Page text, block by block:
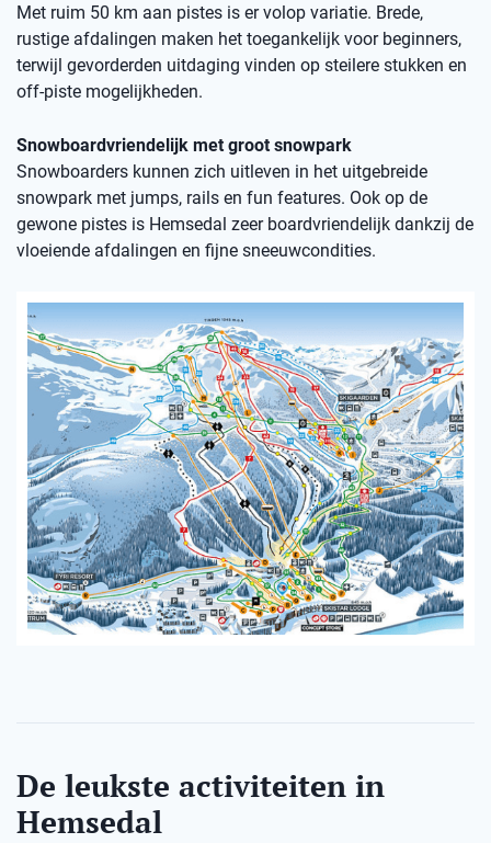
Met ruim 50 km aan pistes is er volop variatie. Brede,
rustige afdalingen maken het toegankelijk voor beginners,
terwijl gevorderden uitdaging vinden op steilere stukken en
off-piste mogelijkheden.
Snowboardvriendelijk met groot snowpark
Snowboarders kunnen zich uitleven in het uitgebreide
snowpark met jumps, rails en fun features. Ook op de
gewone pistes is Hemsedal zeer boardvriendelijk dankzij de
vloeiende afdalingen en fijne sneeuwcondities.
De leukste activiteiten in
Hemsedal